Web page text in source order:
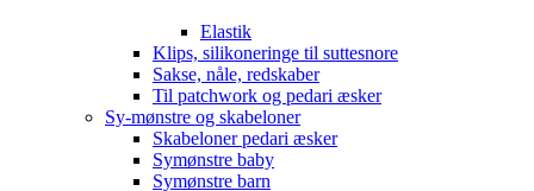
Elastik
Klips, silikoneringe til suttesnore
Sakse, nåle, redskaber
Til patchwork og pedari æsker
Sy-mønstre og skabeloner
Skabeloner pedari æsker
Symønstre baby
Symønstre barn